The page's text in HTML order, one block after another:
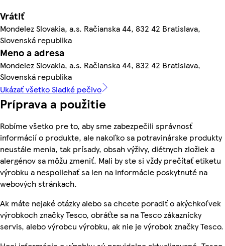
Vrátiť
Mondelez Slovakia, a.s. Račianska 44, 832 42 Bratislava,
Slovenská republika
Meno a adresa
Mondelez Slovakia, a.s. Račianska 44, 832 42 Bratislava,
Slovenská republika
Ukázať všetko Sladké pečivo
Príprava a použitie
Robíme všetko pre to, aby sme zabezpečili správnosť
informácií o produkte, ale nakoľko sa potravinárske produkty
neustále menia, tak prísady, obsah výživy, diétnych zložiek a
alergénov sa môžu zmeniť. Mali by ste si vždy prečítať etiketu
výrobku a nespoliehať sa len na informácie poskytnuté na
webových stránkach.
Ak máte nejaké otázky alebo sa chcete poradiť o akýchkoľvek
výrobkoch značky Tesco, obráťte sa na Tesco zákaznícky
servis, alebo výrobcu výrobku, ak nie je výrobok značky Tesco.